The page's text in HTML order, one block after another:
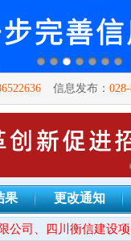
信息发布：
果 更改通知
川衡信建设项目